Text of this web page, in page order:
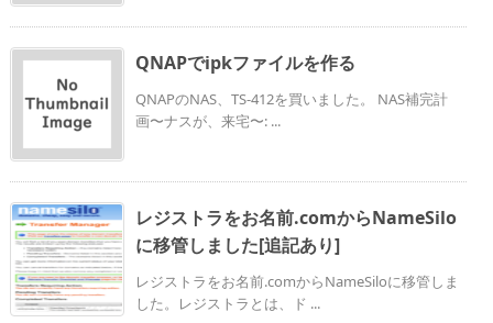
QNAPでipkファイルを作る
QNAPのNAS、TS-412を買いました。 NAS補完計
画〜ナスが、来宅〜: ...
レジストラをお名前.comからNameSilo
に移管しました[追記あり]
レジストラをお名前.comからNameSiloに移管しま
した。レジストラとは、ド ...